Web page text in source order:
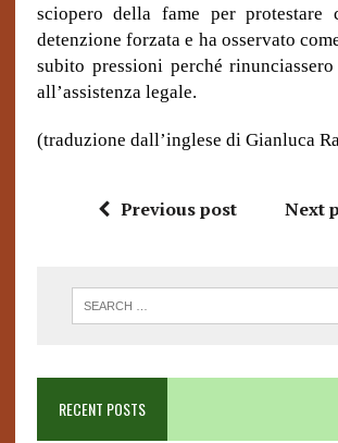
sciopero della fame per protestare
detenzione forzata e ha osservato
subito pressioni perché
all’assistenza legale.
(traduzione dall’inglese di Gianluca
Previous post Next
RECENT POSTS